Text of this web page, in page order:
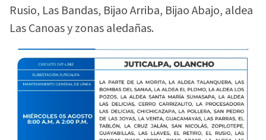
Rusio, Las Bandas, Bijao Arriba, Bijao Abajo, aldea
Las Canoas y zonas aledañas.